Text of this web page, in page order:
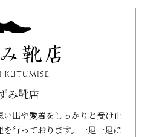
み靴店
出や愛着をしっかりと受け止
行っております。一足一足に